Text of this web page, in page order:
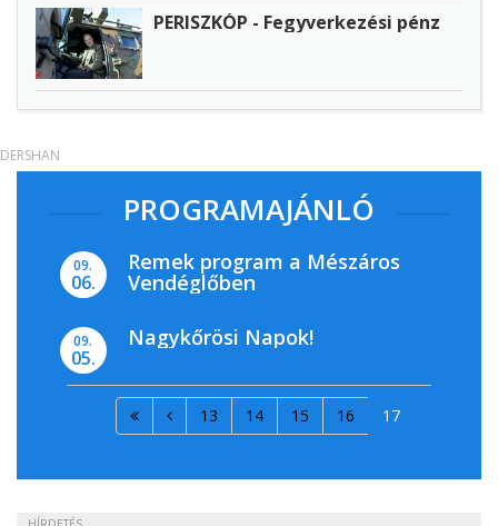
PERISZKÓP - Fegyverkezési pénz
PROGRAMAJÁNLÓ
09.
06.
Remek program a Mészáros
Vendéglőben
09.
05.
Nagykőrösi Napok!
13 14 15 16 17
DERSHAN